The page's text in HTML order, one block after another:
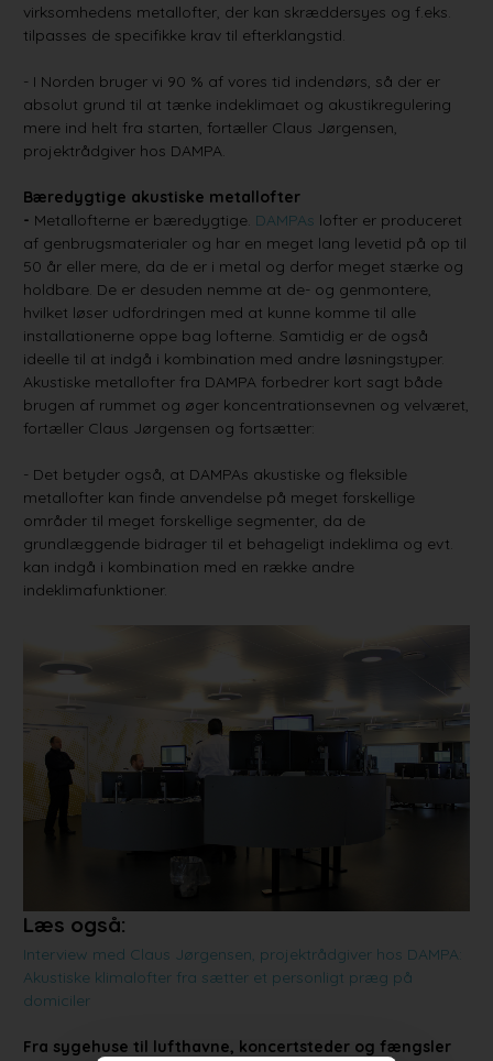
virksomhedens metallofter, der kan skræddersyes og f.eks.
tilpasses de specifikke krav til efterklangstid.
- I Norden bruger vi 90 % af vores tid indendørs, så der er
absolut grund til at tænke indeklimaet og akustikregulering
mere ind helt fra starten, fortæller Claus Jørgensen,
projektrådgiver hos DAMPA.
Bæredygtige akustiske metallofter
- Metallofterne er bæredygtige. DAMPAs lofter er produceret
af genbrugsmaterialer og har en meget lang levetid på op til
50 år eller mere, da de er i metal og derfor meget stærke og
holdbare. De er desuden nemme at de- og genmontere,
hvilket løser udfordringen med at kunne komme til alle
installationerne oppe bag lofterne. Samtidig er de også
ideelle til at indgå i kombination med andre løsningstyper.
Akustiske metallofter fra DAMPA forbedrer kort sagt både
brugen af rummet og øger koncentrationsevnen og velværet,
fortæller Claus Jørgensen og fortsætter:
- Det betyder også, at DAMPAs akustiske og fleksible
metallofter kan finde anvendelse på meget forskellige
områder til meget forskellige segmenter, da de
grundlæggende bidrager til et behageligt indeklima og evt.
kan indgå i kombination med en række andre
indeklimafunktioner.
Læs også:
Interview med Claus Jørgensen, projektrådgiver hos DAMPA:
Akustiske klimalofter fra sætter et personligt præg på
domiciler
Fra sygehuse til lufthavne, koncertsteder og fængsler